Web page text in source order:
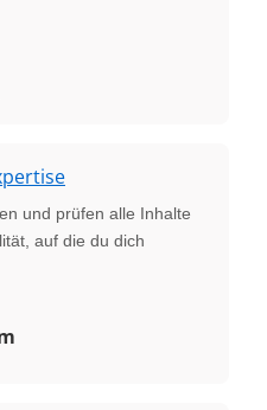
und prüfen alle Inhalte
auf die du dich